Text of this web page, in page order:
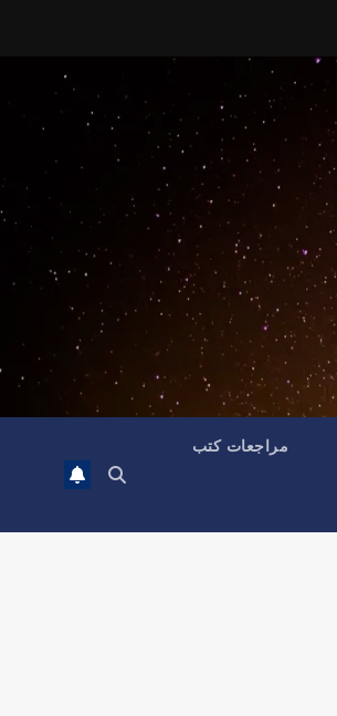
مراجعات كتب